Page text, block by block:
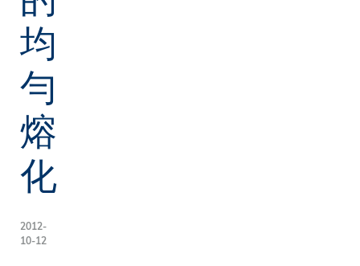
均
勻
熔
化
2012-
10-12